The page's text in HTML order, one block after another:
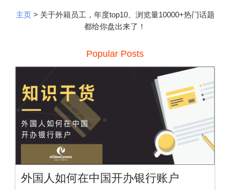
主页 > 关于外籍员工，年度top10、浏览量10000+热门话题
都给你盘出来了！
Popular Posts
外国人如何在中国开办银行账户